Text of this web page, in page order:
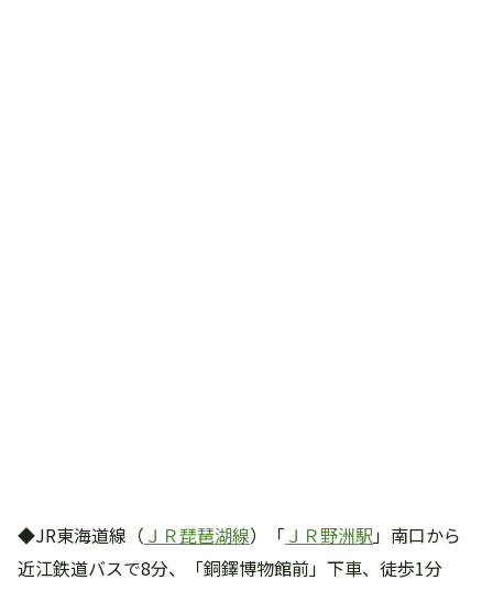
◆JR東海道線（ ＪＲ琵琶湖線）「 ＪＲ野洲駅」南口から
近江鉄道バスで8分、「銅鐸博物館前」下車、徒歩1分